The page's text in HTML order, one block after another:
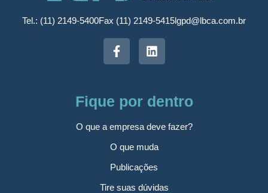
Tel.: (11) 2149-5400Fax (11) 2149-5415lgpd@lbca.com.br
Fique por dentro
O que a empresa deve fazer?
O que muda
Publicações
Tire suas dúvidas